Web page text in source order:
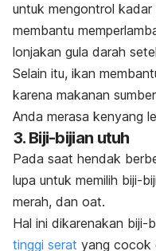
untuk mengontrol kadar
membantu
lonjakan gula darah
Selain itu, ikan
karena makanan
Anda merasa kenyang
3. Biji-bijian utuh
Pada saat hendak
lupa untuk memilih biji-
merah, dan oat.
Hal ini dikarenakan biji-
tinggi serat yang cocok